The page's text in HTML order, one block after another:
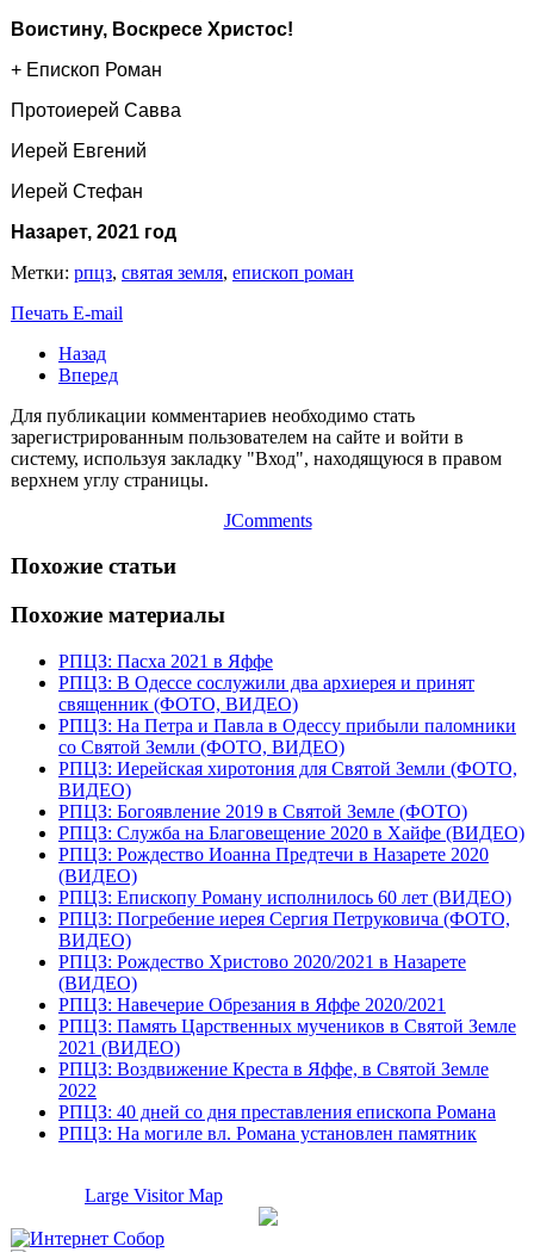
Воистину, Воскресе Христос!
+ Епископ Роман
Протоиерей Савва
Иерей Евгений
Иерей Стефан
Назарет, 2021 год
Метки: рпцз, святая земля, епископ роман
Печать E-mail
Назад
Вперед
Для публикации комментариев необходимо стать
зарегистрированным пользователем на сайте и войти в
систему, используя закладку "Вход", находящуюся в правом
верхнем углу страницы.
JComments
Похожие статьи
Похожие материалы
РПЦЗ: Пасха 2021 в Яффе
РПЦЗ: В Одессе сослужили два архиерея и принят
священник (ФОТО, ВИДЕО)
РПЦЗ: На Петра и Павла в Одессу прибыли паломники
со Святой Земли (ФОТО, ВИДЕО)
РПЦЗ: Иерейская хиротония для Святой Земли (ФОТО,
ВИДЕО)
РПЦЗ: Богоявление 2019 в Святой Земле (ФОТО)
РПЦЗ: Служба на Благовещение 2020 в Хайфе (ВИДЕО)
РПЦЗ: Рождество Иоанна Предтечи в Назарете 2020
(ВИДЕО)
РПЦЗ: Епископу Роману исполнилось 60 лет (ВИДЕО)
РПЦЗ: Погребение иерея Сергия Петруковича (ФОТО,
ВИДЕО)
РПЦЗ: Рождество Христово 2020/2021 в Назарете
(ВИДЕО)
РПЦЗ: Навечерие Обрезания в Яффе 2020/2021
РПЦЗ: Память Царственных мучеников в Святой Земле
2021 (ВИДЕО)
РПЦЗ: Воздвижение Креста в Яффе, в Святой Земле
2022
РПЦЗ: 40 дней со дня преставления епископа Романа
РПЦЗ: На могиле вл. Романа установлен памятник
Large Visitor Map